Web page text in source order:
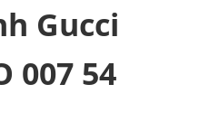
Gucci
007 54